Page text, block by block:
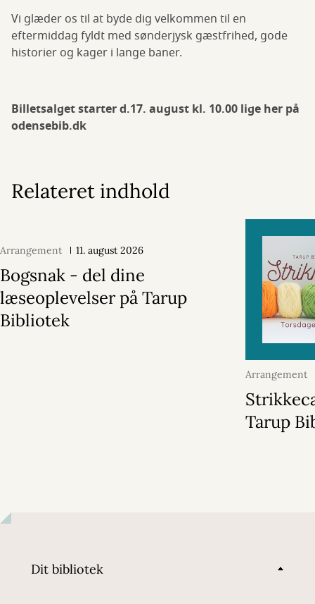
Vi glæder os til at byde dig velkommen til en
eftermiddag fyldt med sønderjysk gæstfrihed, gode
historier og kager i lange baner.
Billetsalget starter d.17. august kl. 10.00 lige her på
odensebib.dk
Relateret indhold
Arrangement 11. august 2026
Bogsnak - del dine
læseoplevelser på Tarup
Bibliotek
Arrangement
2026
Tarup
Dit bibliotek